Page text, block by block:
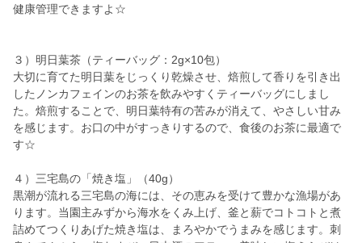
健康管理できますよ☆
３）明日葉茶（ティーバッグ：2g×10包）
大切に育てた明日葉をじっくり乾燥させ、焙煎して香りを引き出
したノンカフェインのお茶を飲みやすくティーバッグにしまし
た。焙煎することで、明日葉特有の苦みが消えて、やさしい甘み
を感じます。お口の中がすっきりするので、食後のお茶に最適で
す☆
４）三宅島の「焼き塩」（40g）
黒潮が流れる三宅島の海には、その恵みを受けて豊かな漁場があ
ります。当園主みずから海水をくみ上げ、釜と薪でコトコトと煮
詰めてつくりあげた焼き塩は、まろやかでうまみを感じます。刺